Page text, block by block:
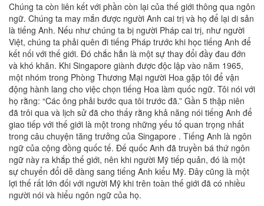
Chúng ta còn liên kết với phần còn lại của thế giới thông qua ngôn
ngữ. Chúng ta may mắn được người Anh cai trị và họ để lại di sản
là tiếng Anh. Nếu như chúng ta bị người Pháp cai trị, như người
Việt, chúng ta phải quên đi tiếng Pháp trước khi học tiếng Anh để
kết nối với thế giới. Đó chắc hẳn là một sự thay đổi đầy đau đớn
và khó khăn. Khi Singapore giành được độc lập vào năm 1965,
một nhóm trong Phòng Thương Mại người Hoa gặp tôi để vận
động hành lang cho việc chọn tiếng Hoa làm quốc ngữ. Tôi nói với
họ rằng: “Các ông phải bước qua tôi trước đã.” Gần 5 thập niên
đã trôi qua và lịch sử đã cho thấy rằng khả năng nói tiếng Anh để
giao tiếp với thế giới là một trong những yếu tố quan trọng nhất
trong câu chuyện tăng trưởng của Singapore . Tiếng Anh là ngôn
ngữ của cộng đồng quốc tế. Đế quốc Anh đã truyền bá thứ ngôn
ngữ này ra khắp thế giới, nên khi người Mỹ tiếp quản, đó là một
sự chuyển đổi dễ dàng sang tiếng Anh kiểu Mỹ. Đây cũng là một
lợi thế rất lớn đối với người Mỹ khi trên toàn thế giới đã có nhiều
người nói và hiểu ngôn ngữ của họ.